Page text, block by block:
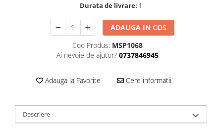
Durata de livrare: 1
ADAUGA IN COS
Cod Produs: MSP1068
Ai nevoie de ajutor? 0737846945
Adauga la Favorite Cere informatii
Descriere